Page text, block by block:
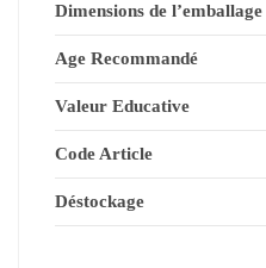
Dimensions de l’emballage
Age Recommandé
Valeur Educative
Code Article
Déstockage